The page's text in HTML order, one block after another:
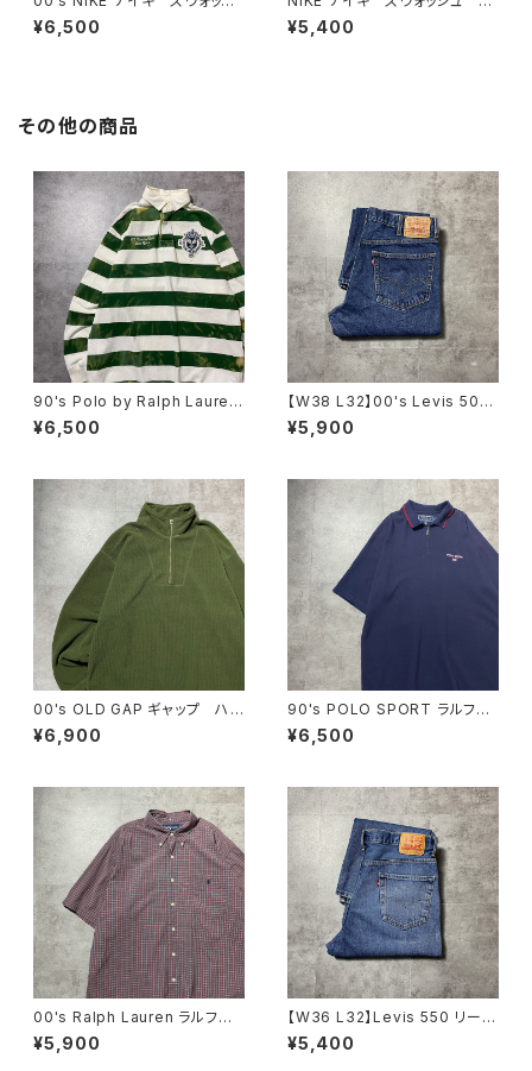
ュ 刺繍ロゴ クロップド丈
ブラック 黒 ナイロンショー
¥6,500
繍ワンポイント グレー フル
ジップ ジップパーカー
¥5,400
その他の商品
90's Polo by Ralph Lauren
ポロバイラルフローレン 刺繍×
ワッペン ボーダー ラガーシ
¥6,500
【W38 L32】00's Levis 505
リーバイス ジッパーフライ ス
トレート 濃紺 デニムパン
¥5,900
00's OLD GAP ギャップ ハ
ーフジップ コーデュロイ グリ
ーン フリーススウェット トレ
¥6,900
90's POLO SPORT ラルフロ
ーレン ポロスポーツ ハーフ
ジップ 刺繍ワンポイント 鹿
¥6,500
00's Ralph Lauren ラルフロ
ーレン 刺繍ロゴ ポニー チ
ェック総柄 半袖 ボタンダウ
¥5,900
【W36 L32】Levis 550 リーバ
イス ジッパーフライ バギ
ー テーパード 140周年 デ
¥5,400